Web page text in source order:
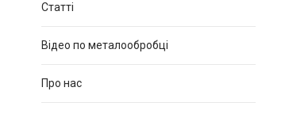
Статті
Відео по металообробці
Про нас